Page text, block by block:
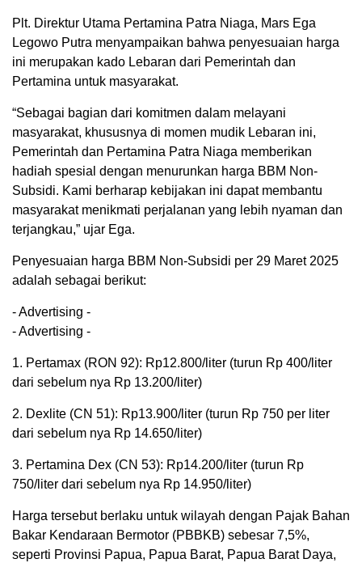
Plt. Direktur Utama Pertamina Patra Niaga, Mars Ega
Legowo Putra menyampaikan bahwa penyesuaian harga
ini merupakan kado Lebaran dari Pemerintah dan
Pertamina untuk masyarakat.
“Sebagai bagian dari komitmen dalam melayani
masyarakat, khususnya di momen mudik Lebaran ini,
Pemerintah dan Pertamina Patra Niaga memberikan
hadiah spesial dengan menurunkan harga BBM Non-
Subsidi. Kami berharap kebijakan ini dapat membantu
masyarakat menikmati perjalanan yang lebih nyaman dan
terjangkau,” ujar Ega.
Penyesuaian harga BBM Non-Subsidi per 29 Maret 2025
adalah sebagai berikut:
- Advertising -
- Advertising -
1. Pertamax (RON 92): Rp12.800/liter (turun Rp 400/liter
dari sebelum nya Rp 13.200/liter)
2. Dexlite (CN 51): Rp13.900/liter (turun Rp 750 per liter
dari sebelum nya Rp 14.650/liter)
3. Pertamina Dex (CN 53): Rp14.200/liter (turun Rp
750/liter dari sebelum nya Rp 14.950/liter)
Harga tersebut berlaku untuk wilayah dengan Pajak Bahan
Bakar Kendaraan Bermotor (PBBKB) sebesar 7,5%,
seperti Provinsi Papua, Papua Barat, Papua Barat Daya,